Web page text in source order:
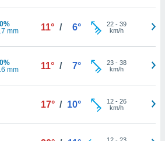
mm
11° / 6° 22- 39
km/h
mm
11° / 7° 23- 38
km/h
17° / 10° 12- 26
km/h
12- 23